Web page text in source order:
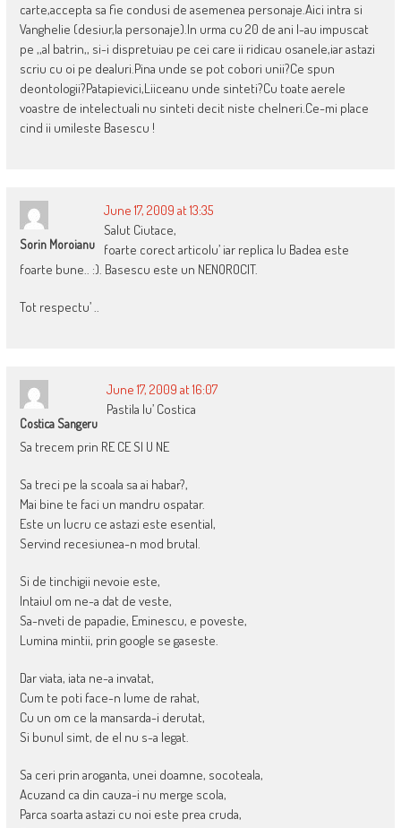
carte,accepta sa fie condusi de asemenea personaje.Aici intra si
Vanghelie (desiur,la personaje).In urma cu 20 de ani l-au impuscat
pe ,,al batrin,, si-i dispretuiau pe cei care ii ridicau osanele,iar astazi
scriu cu oi pe dealuri.Pina unde se pot cobori unii?Ce spun
deontologii?Patapievici,Liiceanu unde sinteti?Cu toate aerele
voastre de intelectuali nu sinteti decit niste chelneri.Ce-mi place
cind ii umileste Basescu !
Sorin Moroianu
June 17, 2009 at 13:35
Salut Ciutace,
foarte corect articolu’ iar replica lu Badea este
foarte bune.. :). Basescu este un NENOROCIT.
Tot respectu’ ..
Costica Sangeru
June 17, 2009 at 16:07
Pastila lu’ Costica
Sa trecem prin RE CE SI U NE
Sa treci pe la scoala sa ai habar?,
Mai bine te faci un mandru ospatar.
Este un lucru ce astazi este esential,
Servind recesiunea-n mod brutal.
Si de tinchigii nevoie este,
Intaiul om ne-a dat de veste,
Sa-nveti de papadie, Eminescu, e poveste,
Lumina mintii, prin google se gaseste.
Dar viata, iata ne-a invatat,
Cum te poti face-n lume de rahat,
Cu un om ce la mansarda-i derutat,
Si bunul simt, de el nu s-a legat.
Sa ceri prin aroganta, unei doamne, socoteala,
Acuzand ca din cauza-i nu merge scola,
Parca soarta astazi cu noi este prea cruda,